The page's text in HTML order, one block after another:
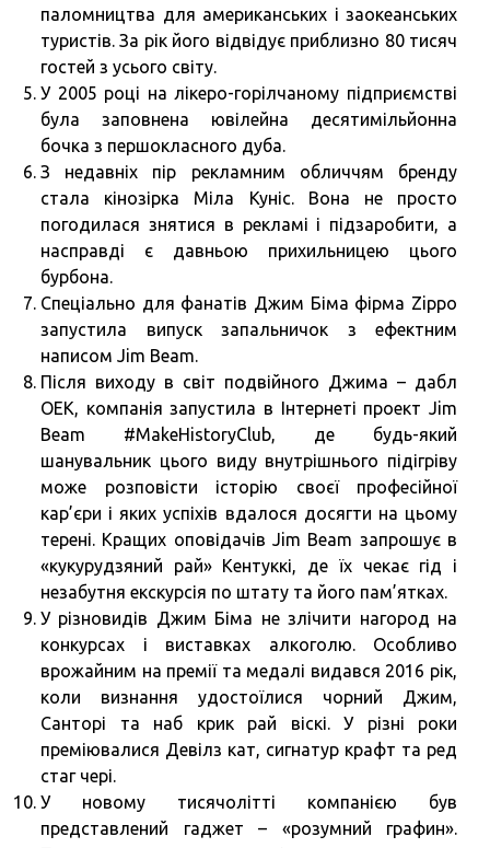
паломництва для американських і заокеанських
туристів. За рік його відвідує приблизно 80 тисяч
гостей з усього світу.
У 2005 році на лікеро-горілчаному підприємстві
була заповнена ювілейна десятимільйонна
бочка з першокласного дуба.
З недавніх пір рекламним обличчям бренду
стала кінозірка Міла Куніс. Вона не просто
погодилася знятися в рекламі і підзаробити, а
насправді є давньою прихильницею цього
бурбона.
Спеціально для фанатів Джим Біма фірма Zippo
запустила випуск запальничок з ефектним
написом Jim Beam.
Після виходу в світ подвійного Джима – дабл
ОЕК, компанія запустила в Інтернеті проект Jim
Beam #MakeHistoryClub, де будь-який
шанувальник цього виду внутрішнього підігріву
може розповісти історію своєї професійної
кар’єри і яких успіхів вдалося досягти на цьому
терені. Кращих оповідачів Jim Beam запрошує в
«кукурудзяний рай» Кентуккі, де їх чекає гід і
незабутня екскурсія по штату та його пам’ятках.
У різновидів Джим Біма не злічити нагород на
конкурсах і виставках алкоголю. Особливо
врожайним на премії та медалі видався 2016 рік,
коли визнання удостоїлися чорний Джим,
Санторі та наб крик рай віскі. У різні роки
преміювалися Девілз кат, сигнатур крафт та ред
стаг чері.
У новому тисячолітті компанією був
представлений гаджет – «розумний графин».